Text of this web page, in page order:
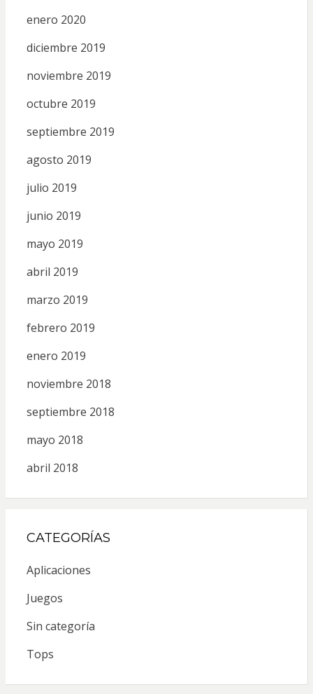
enero 2020
diciembre 2019
noviembre 2019
octubre 2019
septiembre 2019
agosto 2019
julio 2019
junio 2019
mayo 2019
abril 2019
marzo 2019
febrero 2019
enero 2019
noviembre 2018
septiembre 2018
mayo 2018
abril 2018
CATEGORÍAS
Aplicaciones
Juegos
Sin categoría
Tops